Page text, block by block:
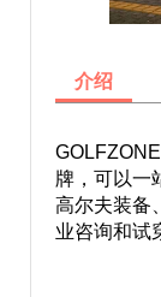
介绍
牌，可以一
高尔夫装备
业咨询和试